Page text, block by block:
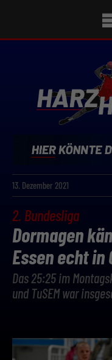
13. Dezember 2021
2. Bundesliga
Dormagen
Essen echt in
Das 25:25 im
und TuSEM war